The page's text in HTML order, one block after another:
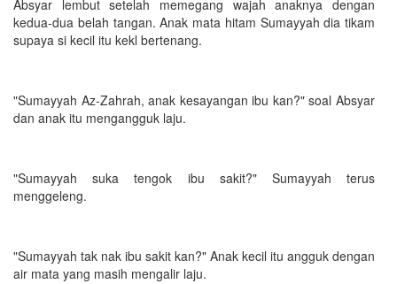
Absyar lembut setelah memegang wajah anaknya dengan
kedua-dua belah tangan. Anak mata hitam Sumayyah dia tikam
supaya si kecil itu kekl bertenang.
"Sumayyah Az-Zahrah, anak kesayangan ibu kan?" soal Absyar
dan anak itu mengangguk laju.
"Sumayyah suka tengok ibu sakit?" Sumayyah terus
menggeleng.
"Sumayyah tak nak ibu sakit kan?" Anak kecil itu angguk dengan
air mata yang masih mengalir laju.